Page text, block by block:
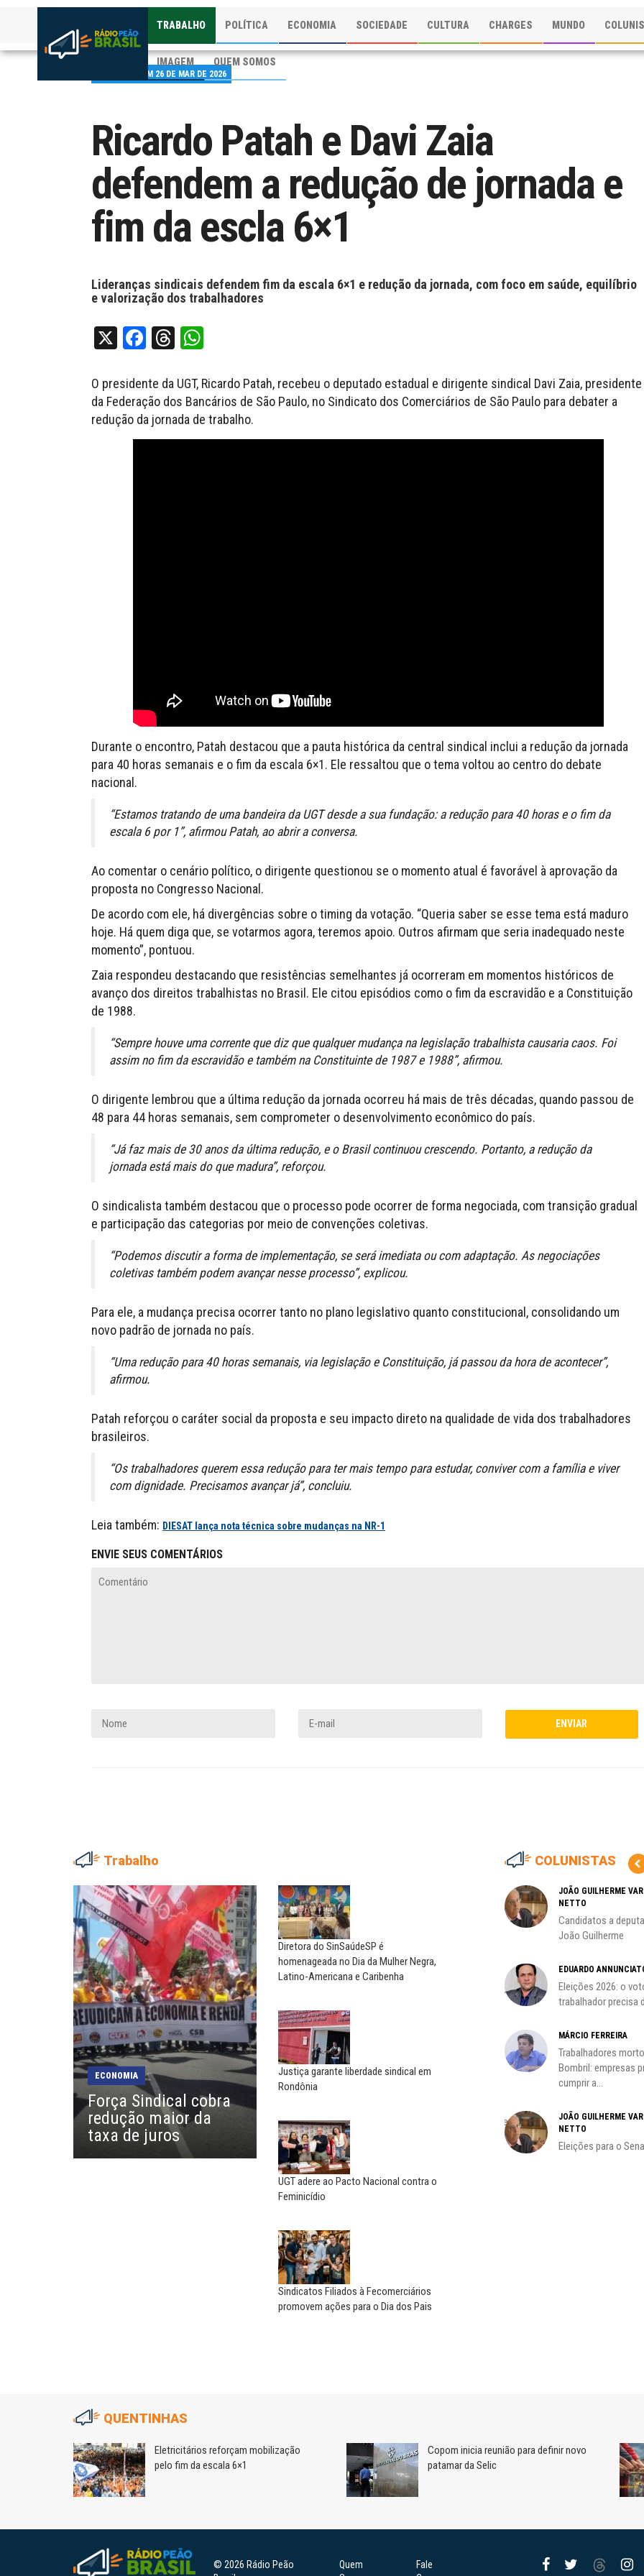
TRABALHO POLÍTICA ECONOMIA SOCIEDADE CULTURA CHARGES MUNDO
IMAGEM QUEM SOMOS
PUBLICADO EM 26 DE MAR DE 2026
Ricardo Patah e Davi Zaia
defendem a redução de jornada e
fim da escla 6×1
Lideranças sindicais defendem fim da escala 6×1 e redução da jornada, com foco em saúde, equilíbrio
e valorização dos trabalhadores
X Facebook
Threads
O presidente da UGT, Ricardo Patah, recebeu o deputado estadual e dirigente sindical Davi Zaia, presidente
da Federação dos Bancários de São Paulo, no Sindicato dos Comerciários de São Paulo para debater a
redução da jornada de trabalho.
Durante o encontro, Patah destacou que a pauta histórica da central sindical inclui a redução da jornada
para 40 horas semanais e o fim da escala 6×1. Ele ressaltou que o tema voltou ao centro do debate
nacional.
“Estamos tratando de uma bandeira da UGT desde a sua fundação: a redução para 40 horas e o fim da
escala 6 por 1”, afirmou Patah, ao abrir a conversa.
Ao comentar o cenário político, o dirigente questionou se o momento atual é favorável à aprovação da
proposta no Congresso Nacional.
De acordo com ele, há divergências sobre o timing da votação. “Queria saber se esse tema está maduro
hoje. Há quem diga que, se votarmos agora, teremos apoio. Outros afirmam que seria inadequado neste
momento”, pontuou.
Zaia respondeu destacando que resistências semelhantes já ocorreram em momentos históricos de
avanço dos direitos trabalhistas no Brasil. Ele citou episódios como o fim da escravidão e a Constituição
de 1988.
“Sempre houve uma corrente que diz que qualquer mudança na legislação trabalhista causaria caos. Foi
assim no fim da escravidão e também na Constituinte de 1987 e 1988”, afirmou.
O dirigente lembrou que a última redução da jornada ocorreu há mais de três décadas, quando passou de
48 para 44 horas semanais, sem comprometer o desenvolvimento econômico do país.
“Já faz mais de 30 anos da última redução, e o Brasil continuou crescendo. Portanto, a redução da
jornada está mais do que madura”, reforçou.
O sindicalista também destacou que o processo pode ocorrer de forma negociada, com transição gradual
e participação das categorias por meio de convenções coletivas.
“Podemos discutir a forma de implementação, se será imediata ou com adaptação. As negociações
coletivas também podem avançar nesse processo”, explicou.
Para ele, a mudança precisa ocorrer tanto no plano legislativo quanto constitucional, consolidando um
novo padrão de jornada no país.
“Uma redução para 40 horas semanais, via legislação e Constituição, já passou da hora de acontecer”,
afirmou.
Patah reforçou o caráter social da proposta e seu impacto direto na qualidade de vida dos trabalhadores
brasileiros.
“Os trabalhadores querem essa redução para ter mais tempo para estudar, conviver com a família e viver
com dignidade. Precisamos avançar já”, concluiu.
Leia também: DIESAT lança nota técnica sobre mudanças na NR-1
ENVIE SEUS COMENTÁRIOS
Trabalho
ECONOMIA
Força Sindical cobra
redução maior da
taxa de juros
Diretora do SinSaúdeSP é
homenageada no Dia da Mulher Negra,
Latino-Americana e Caribenha
Justiça garante liberdade sindical em
Rondônia
UGT adere ao Pacto Nacional contra o
Feminicídio
Sindicatos Filiados à Fecomerciários
promovem ações para o Dia dos Pais
COLUNISTAS
MARIA AUXILIADORA
Agosto Lilás: todos e todas no
combate à...
EDUARDO ANNUNCIATO CHICÃO
Sem salário digno e proteção
social, não existe...
EUSÉBIO PINTO NETO
A fortaleza do sindicato
SERGIO LUIZ LEITE (SERGINHO)
Saúde mental:
MIGUEL TORRES
A luta continua: agora o foco é
Nacional; por Carlos...
A geopolítica nas eleições de
JOÃO GUILHERME
NETTO
Candidatos a
João Guilherme
EDUARDO
Eleições 2026: o
trabalhador precisa
MÁRCIO FERREIRA
Trabalhadores
Bombril: empresas
cumprir a...
JOÃO GUILHERME
NETTO
Eleições para o
QUENTINHAS
Eletricitários reforçam mobilização
pelo fim da escala 6×1
Copom inicia reunião para definir novo
patamar da Selic
© 2026 Rádio Peão
Quem
Fale